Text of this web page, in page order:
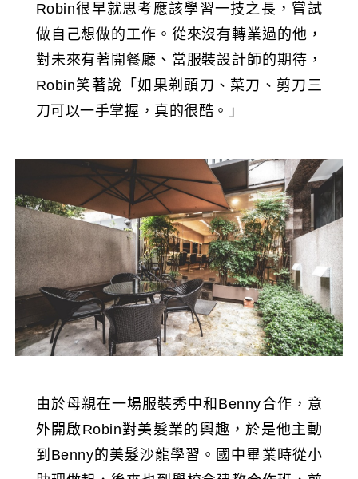
Robin很早就思考應該學習一技之長，嘗試
做自己想做的工作。從來沒有轉業過的他，
對未來有著開餐廳、當服裝設計師的期待，
Robin笑著說「如果剃頭刀、菜刀、剪刀三
刀可以一手掌握，真的很酷。」
由於母親在一場服裝秀中和Benny合作，意
外開啟Robin對美髮業的興趣，於是他主動
到Benny的美髮沙龍學習。國中畢業時從小